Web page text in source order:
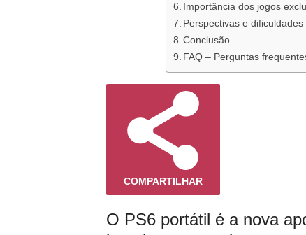
Importância dos jogos
Perspectivas e
Conclusão
FAQ – Perguntas
COMPARTILHAR
O PS6 portátil é a nova